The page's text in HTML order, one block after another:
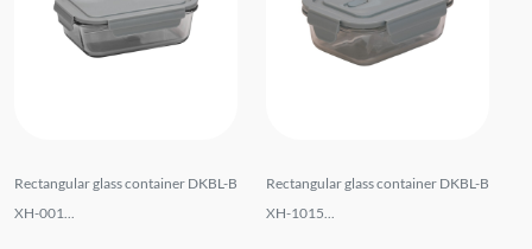
Rectangular glass container DKBL-B
XH-001...
Rectangular glass container DKBL-B
XH-1015...